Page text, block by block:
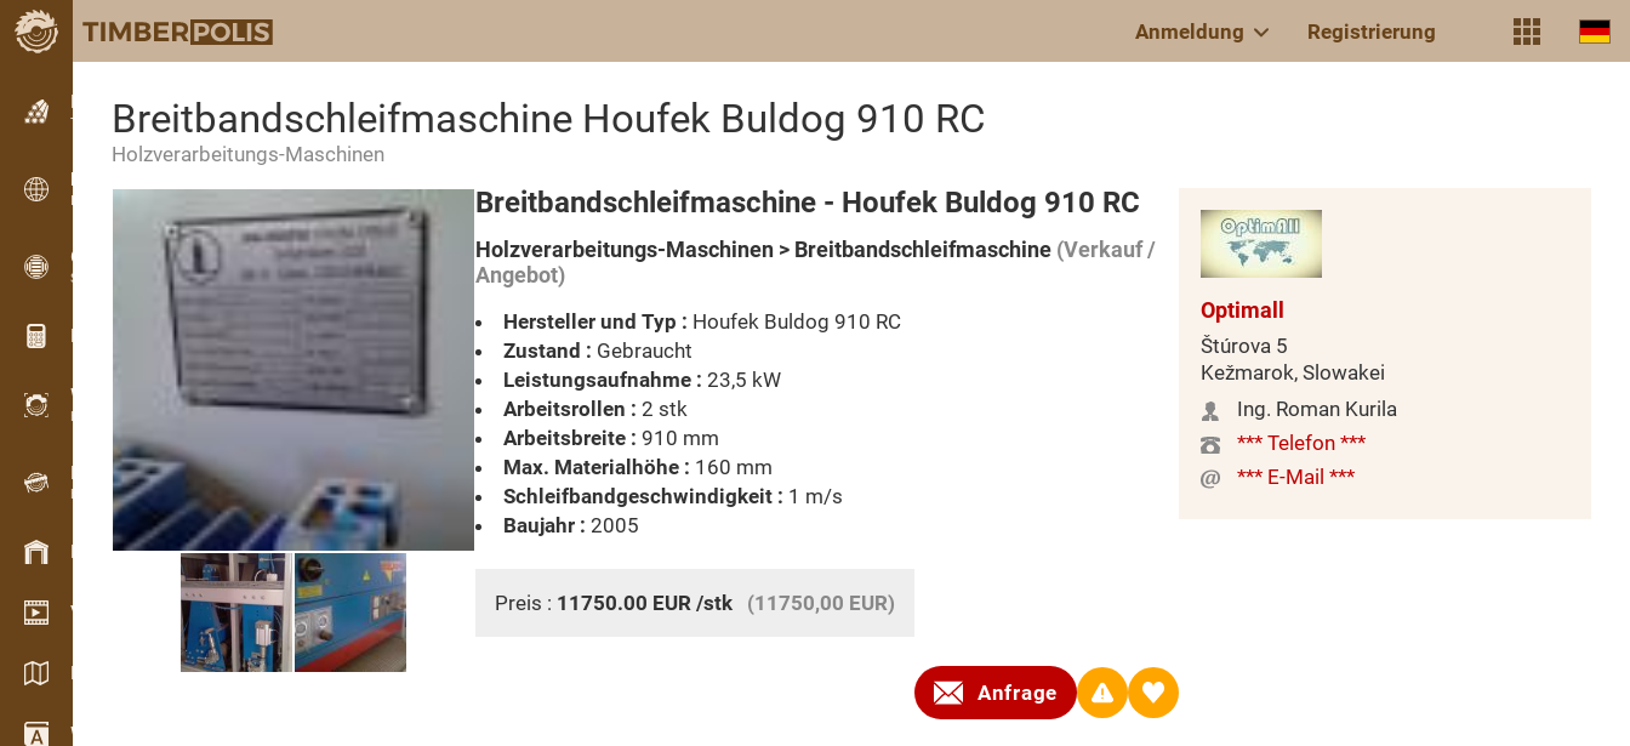
Anmeldung Registrierung
Kleinanzeigen
Textanzeigen
Kleinanzeigen
Internationale Anzeigen
OPTI-TIMB
Schnittbilder
Holz-Rechner
WoodProfi
Holzvolumen mit KI
Registriergerät
Holzbestandsaufnahme im Gelände
Bestandsmanagement
Video Showroom
Kataloge / Broschüren
Wörterbuch
Breitbandschleifmaschine Houfek Buldog 910 RC
Holzverarbeitungs-Maschinen
Breitbandschleifmaschine - Houfek Buldog 910 RC
Holzverarbeitungs-Maschinen > Breitbandschleifmaschine (Verkauf /
Angebot)
Hersteller und Typ : Houfek Buldog 910 RC
Zustand : Gebraucht
Leistungsaufnahme : 23,5 kW
Arbeitsrollen : 2 stk
Arbeitsbreite : 910 mm
Max. Materialhöhe : 160 mm
Schleifbandgeschwindigkeit : 1 m/s
Baujahr : 2005
Preis : 11750.00 EUR /stk (11750,00 EUR)
Anfrage
Optimall
Štúrova 5
Kežmarok, Slowakei
Ing. Roman Kurila
*** Telefon ***
*** E-Mail ***